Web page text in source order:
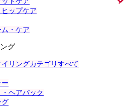
ップケア
・ケア
グ
リングカテゴリすべて
ー
・ヘアパック
グ